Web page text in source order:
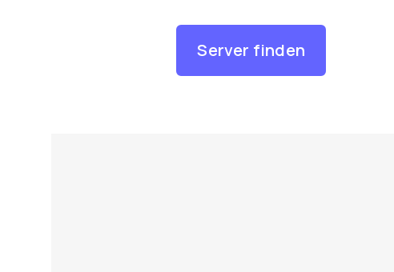
Server finden